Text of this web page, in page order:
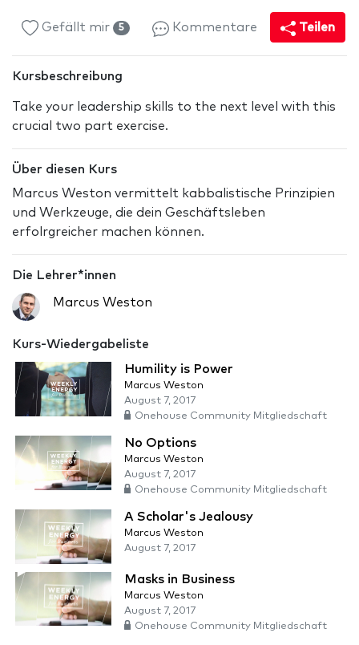
Gefällt mir 5 Kommentare Teilen
Kursbeschreibung
Take your leadership skills to the next level with this
crucial two part exercise.
Über diesen Kurs
Marcus Weston vermittelt kabbalistische Prinzipien
und Werkzeuge, die dein Geschäftsleben
erfolrgreicher machen können.
Die Lehrer*innen
Marcus Weston
Kurs-Wiedergabeliste
Humility is Power
Marcus Weston
August 7, 2017
Onehouse Community Mitgliedschaft
No Options
Marcus Weston
August 7, 2017
Onehouse Community Mitgliedschaft
A Scholar's Jealousy
Marcus Weston
August 7, 2017
Masks in Business
Marcus Weston
August 7, 2017
Onehouse Community Mitgliedschaft